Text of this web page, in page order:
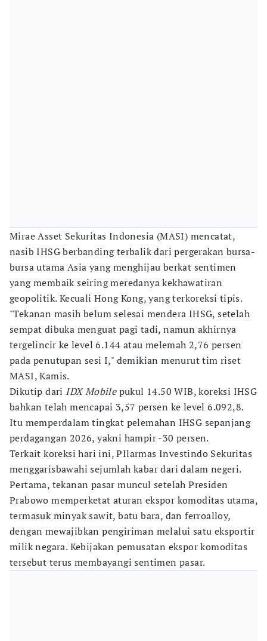
Mirae Asset Sekuritas Indonesia (MASI) mencatat,
nasib IHSG berbanding terbalik dari pergerakan bursa-
bursa utama Asia yang menghijau berkat sentimen
yang membaik seiring meredanya kekhawatiran
geopolitik. Kecuali Hong Kong, yang terkoreksi tipis.
"Tekanan masih belum selesai mendera IHSG, setelah
sempat dibuka menguat pagi tadi, namun akhirnya
tergelincir ke level 6.144 atau melemah 2,76 persen
pada penutupan sesi I," demikian menurut tim riset
MASI, Kamis.
Dikutip dari IDX Mobilepukul 14.50 WIB, koreksi IHSG
bahkan telah mencapai 3,57 persen ke level 6.092,8.
Itu memperdalam tingkat pelemahan IHSG sepanjang
perdagangan 2026, yakni hampir -30 persen.
Terkait koreksi hari ini, PIlarmas Investindo Sekuritas
menggarisbawahi sejumlah kabar dari dalam negeri.
Pertama, tekanan pasar muncul setelah Presiden
Prabowo memperketat aturan ekspor komoditas utama,
termasuk minyak sawit, batu bara, dan ferroalloy,
dengan mewajibkan pengiriman melalui satu eksportir
milik negara. Kebijakan pemusatan ekspor komoditas
tersebut terus membayangi sentimen pasar.